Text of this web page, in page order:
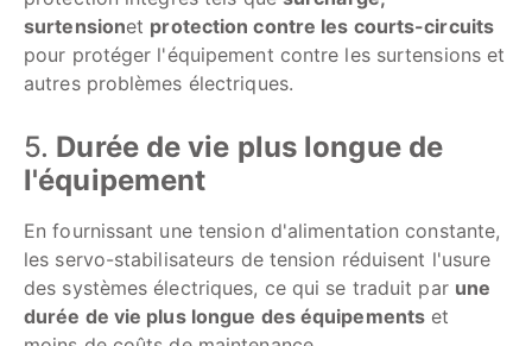
surtensionet protection contre les courts-circuits
pour protéger l'équipement contre les surtensions et
autres problèmes électriques.
5. Durée de vie plus longue de
l'équipement
En fournissant une tension d'alimentation constante,
les servo-stabilisateurs de tension réduisent l'usure
des systèmes électriques, ce qui se traduit par une
durée de vie plus longue des équipements et